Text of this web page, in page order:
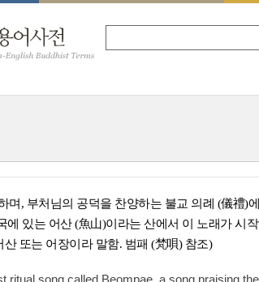
며, 부처님의 공덕을 찬양하는 불교 의례 (儀禮)
에 있는 어산 (魚山)이라는 산에서 이 노래가 시작
산 또는 어장이라 말함. 범패 (梵唄) 참조)
ritual song called Beompae, a song praising